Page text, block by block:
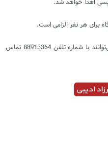
اهدا خواهد شد.
برای هر نفر الزامی است.
علاقه‌مندان برای کسب اطلاعات بیشتر می‌توانند با شماره تلفن‌ 88913364 تماس
ادیبی